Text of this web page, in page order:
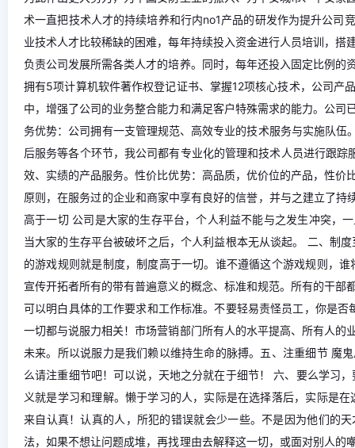
术一直把技术人才的持续培养和行内no1产品的研发作为提升公司
业技术人才比较稀缺的困难，每年持续投入资金进行人员培训，
负责公司发展所需各类人才的培养。同时，每年还投入固定比例
拥有5项计算机软件著作权登记证书、掌握12项核心技术，公司产
中，增强了公司的业务整合能力和满足客户特殊需求的能力。公
务优势：公司拥有一支管理规范、高效专业的技术服务与实施队
后服务等各个环节，我公司都有专业化的管理和技术人员进行跟
效、实绩的产品服务。性价比优势：高品质，优价位的产品，性
原则，在服务过的企业和商家中享有良好的信誉，并与之建立了
高于一切 公司是大家的生存平台，个人利益不能与之发生冲突，
当大家的生存平台被破坏之后，个人利益根本无从谈起。 二、制
的游戏规则就是制度，制度高于一切。谁不遵循这个游戏规则，
宣传开拓者所有的带有普遍意义的概念、标准和规范。所有的干
可以明白具体的工作要求和工作标准。不要轻易责怪员工，你是
一切都与说服力相关！市场营销部门所有人的水平提高、所有人
未来。所以说服力是我们赖以维持生命的脉搏。五、注重细节 魔
么请注重细节吧！可以说，天地之分就在于细节！ 六、要么学习
义就是学习和理解。懒于学习的人，实际是在选择落后，实际是
来自认真！认真的人，所犯的错误就会少一些。不是因为他们的
法，如果不想让问题成堆，再找理由去解释这一切，或面对别人